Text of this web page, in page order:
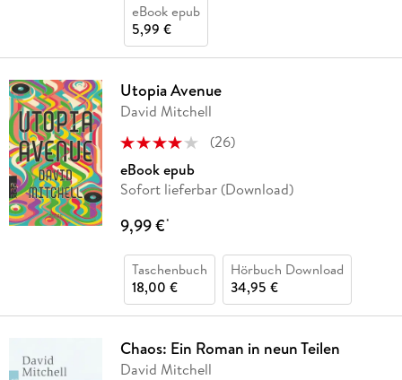
eBook epub
5,99 €
Utopia Avenue
David Mitchell
(26)
eBook epub
Sofort lieferbar (Download)
9,99 €*
Taschenbuch
18,00 €
Hörbuch Download
34,95 €
Chaos: Ein Roman in neun Teilen
David Mitchell